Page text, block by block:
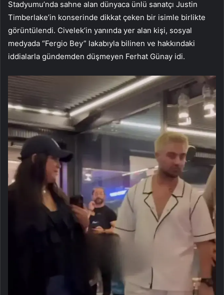
Stadyumu’nda sahne alan dünyaca ünlü sanatçı Justin
Timberlake’in konserinde dikkat çeken bir isimle birlikte
görüntülendi. Civelek’in yanında yer alan kişi, sosyal
medyada “Fergio Bey” lakabıyla bilinen ve hakkındaki
iddialarla gündemden düşmeyen Ferhat Günay idi.